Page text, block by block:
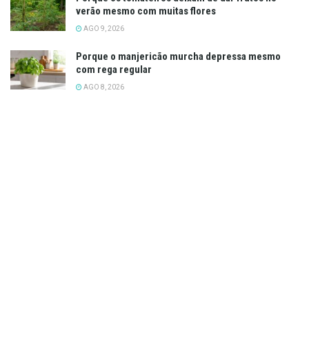
verão mesmo com muitas flores
AGO 9, 2026
Porque o manjericão murcha depressa mesmo
com rega regular
AGO 8, 2026